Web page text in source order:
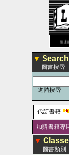
歡
▼ Search
圖書搜尋
- 進階搜尋
代訂書籍
加購書籍專
▼
圖書類別